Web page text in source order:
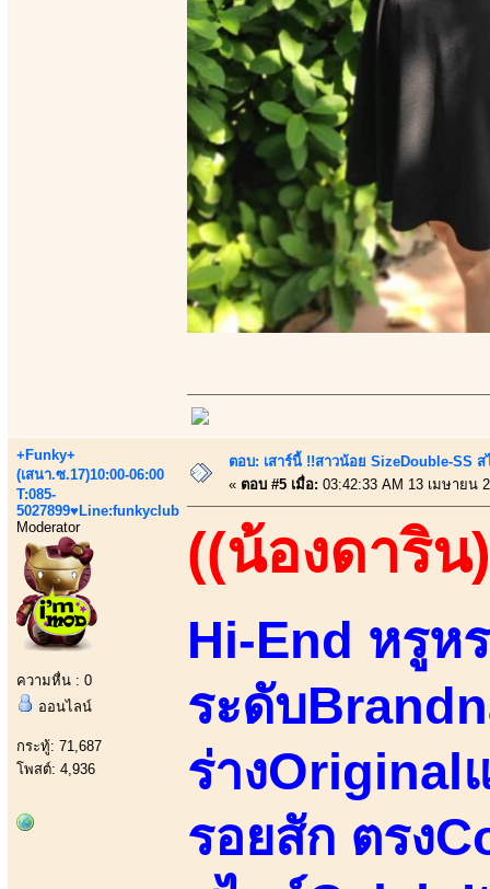
+Funky+
(เสนา.ซ.17)10:00-06:00
T:085-
5027899♥Line:funkyclub
Moderator
ความหื่น : 0
ออนไลน์
กระทู้: 71,687
โพสต์: 4,936
ตอบ: เสาร์นี้ !!สาวน้อย SizeDouble-SS
« ตอบ #5 เมื่อ: 03:42:33 AM 13 เมษายน
((น้องดาริน
Hi-End หรูห
ระดับ
ร่างOriginal
รอยสัก ตรง